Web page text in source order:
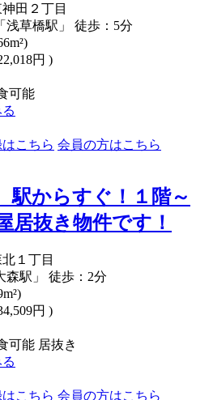
田２丁目
浅草橋駅」 徒歩：5分
円 )
可能
こちら 会員の方はこちら
駅からすぐ！１階～
居抜き物件です！
１丁目
森駅」 徒歩：2分
円 )
可能 居抜き
こちら 会員の方はこちら